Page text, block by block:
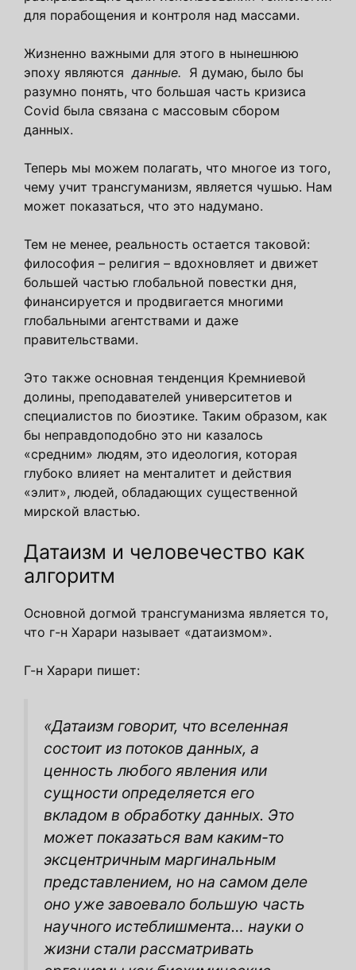
для порабощения и контроля над массами.
Жизненно важными для этого в нынешнюю
эпоху являются данные. Я думаю, было бы
разумно понять, что большая часть кризиса
Covid была связана с массовым сбором
данных.
Теперь мы можем полагать, что многое из того,
чему учит трансгуманизм, является чушью. Нам
может показаться, что это надумано.
Тем не менее, реальность остается таковой:
философия – религия – вдохновляет и движет
большей частью глобальной повестки дня,
финансируется и продвигается многими
глобальными агентствами и даже
правительствами.
Это также основная тенденция Кремниевой
долины, преподавателей университетов и
специалистов по биоэтике. Таким образом, как
бы неправдоподобно это ни казалось
«средним» людям, это идеология, которая
глубоко влияет на менталитет и действия
«элит», людей, обладающих существенной
мирской властью.
Датаизм и человечество как
алгоритм
Основной догмой трансгуманизма является то,
что г-н Харари называет «датаизмом».
Г-н Харари пишет:
«Датаизм говорит, что вселенная
состоит из потоков данных, а
ценность любого явления или
сущности определяется его
вкладом в обработку данных. Это
может показаться вам каким-то
эксцентричным маргинальным
представлением, но на самом деле
оно уже завоевало большую часть
научного истеблишмента… науки о
жизни стали рассматривать